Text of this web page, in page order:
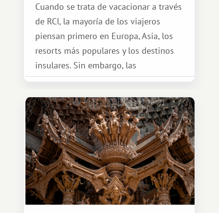
Cuando se trata de vacacionar a través
de RCI, la mayoría de los viajeros
piensan primero en Europa, Asia, los
resorts más populares y los destinos
insulares. Sin embargo, las
oportunidades que ofrece el sistema
de intercambio son mucho más
amplias. Entre ellas se encuentra
África, un continente que ofrece una
experiencia de viaje completamente
diferente.